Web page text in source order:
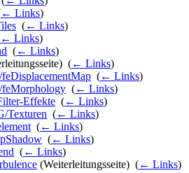
← Links)
(← Links)
← Links)
(← Links)
(← Links)
(← Links)
(← Links)
Effekte (← Links)
Texturen (← Links)
(← Links)
(← Links)
(← Links)
(Weiterleitungsseite) ‎ (← Links)